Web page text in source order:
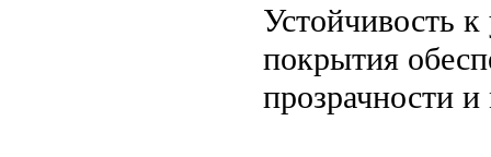
Устойчивость к
покрытия
прозрачности